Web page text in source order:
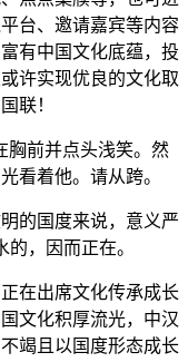
台、邀请嘉宾等内容
有中国文化底蕴，投
许实现优良的文化取
联！
前并点头浅笑。然
看着他。请从跨。
的国度来说，意义严
，因而正在。
在出席文化传承成长
文化积厚流光，中汉
竭且以国度形态成长